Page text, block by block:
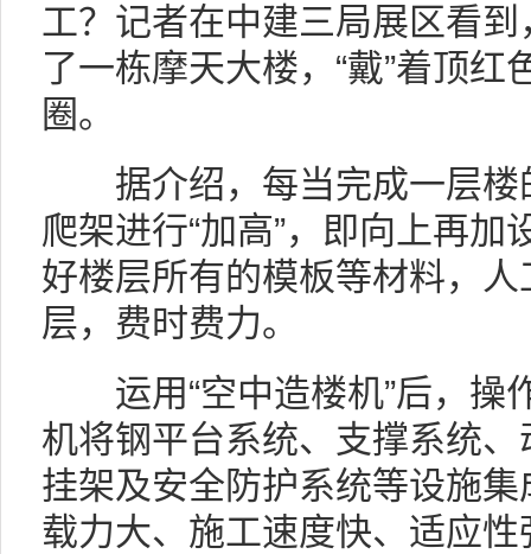
工？记者在中建三局展区看到
了一栋摩天大楼，“戴”着顶红
圈。
据介绍，每当完成一层楼
爬架进行“加高”，即向上再
好楼层所有的模板等材料，
层，费时费力。
运用“空中造楼机”后，操
机将钢平台系统、支撑系统
挂架及安全防护系统等设施
载力大、施工速度快、适应性